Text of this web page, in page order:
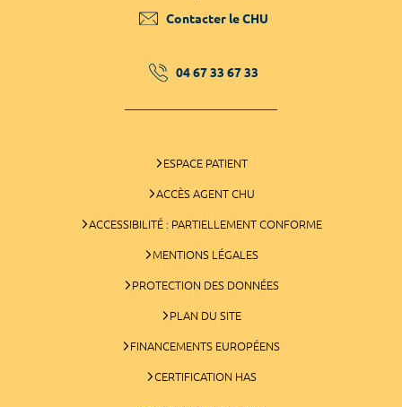
Contacter le CHU
04 67 33 67 33
ESPACE PATIENT
ACCÈS AGENT CHU
ACCESSIBILITÉ : PARTIELLEMENT CONFORME
MENTIONS LÉGALES
PROTECTION DES DONNÉES
PLAN DU SITE
FINANCEMENTS EUROPÉENS
CERTIFICATION HAS